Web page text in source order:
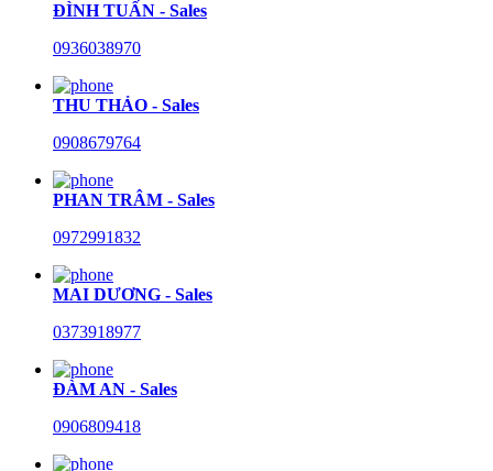
ĐÌNH TUẤN - Sales
0936038970
THU THẢO - Sales
0908679764
PHAN TRÂM - Sales
0972991832
MAI DƯƠNG - Sales
0373918977
ĐÀM AN - Sales
0906809418